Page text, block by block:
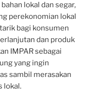
lokal dan segar,
perekonomian lokal
bagi konsumen
dan produk
IMPAR sebagai
yang ingin
sambil merasakan
lokal.